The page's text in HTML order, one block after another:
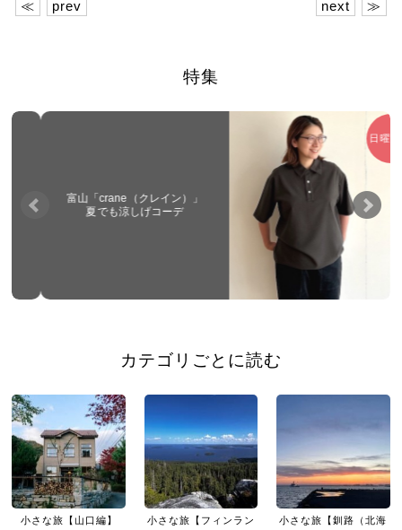
≪ prev next ≫
特集
日曜連載
富山「crane（クレイン）」
夏でも涼しげコーデ
カテゴリごとに読む
小さな旅【山口編】
小さな旅【フィンラン
小さな旅【釧路（北海